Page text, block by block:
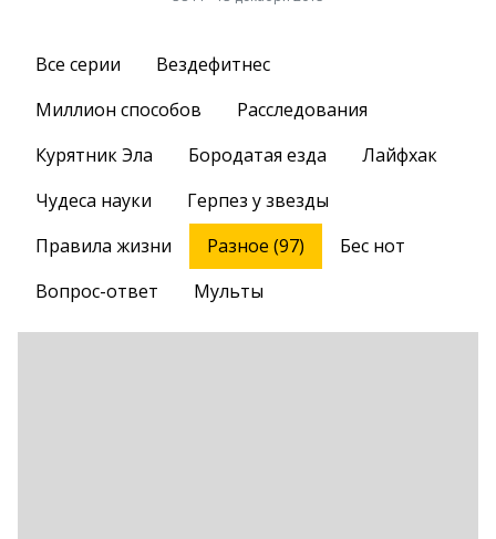
Все серии
Вездефитнес
Миллион способов
Расследования
Курятник Эла
Бородатая езда
Лайфхак
Чудеса науки
Герпез у звезды
Правила жизни
Разное (97)
Бес нот
Вопрос-ответ
Мульты